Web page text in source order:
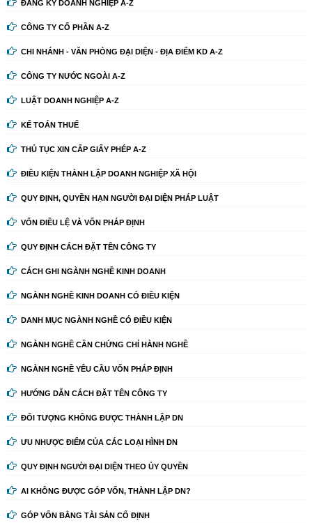
ĐĂNG KÝ DOANH NGHIỆP A-Z
CÔNG TY CỔ PHẦN A-Z
CHI NHÁNH - VĂN PHÒNG ĐẠI DIỆN - ĐỊA ĐIỂM KD A-Z
CÔNG TY NƯỚC NGOÀI A-Z
LUẬT DOANH NGHIỆP A-Z
KẾ TOÁN THUẾ
THỦ TỤC XIN CẤP GIẤY PHÉP A-Z
ĐIỀU KIỆN THÀNH LẬP DOANH NGHIỆP XÃ HỘI
QUY ĐỊNH, QUYỀN HẠN NGƯỜI ĐẠI DIỆN PHÁP LUẬT
VỐN ĐIỀU LỆ VÀ VỐN PHÁP ĐỊNH
QUY ĐỊNH CÁCH ĐẶT TÊN CÔNG TY
CÁCH GHI NGÀNH NGHỀ KINH DOANH
NGÀNH NGHỀ KINH DOANH CÓ ĐIỀU KIỆN
DANH MỤC NGÀNH NGHỀ CÓ ĐIỀU KIỆN
NGÀNH NGHỀ CẦN CHỨNG CHỈ HÀNH NGHỀ
NGÀNH NGHỀ YÊU CẦU VỐN PHÁP ĐỊNH
HƯỚNG DẪN CÁCH ĐẶT TÊN CÔNG TY
ĐỐI TƯỢNG KHÔNG ĐƯỢC THÀNH LẬP DN
ƯU NHƯỢC ĐIỂM CỦA CÁC LOẠI HÌNH DN
QUY ĐỊNH NGƯỜI ĐẠI DIỆN THEO ỦY QUYỀN
AI KHÔNG ĐƯỢC GÓP VỐN, THÀNH LẬP DN?
GÓP VỐN BẰNG TÀI SẢN CỐ ĐỊNH